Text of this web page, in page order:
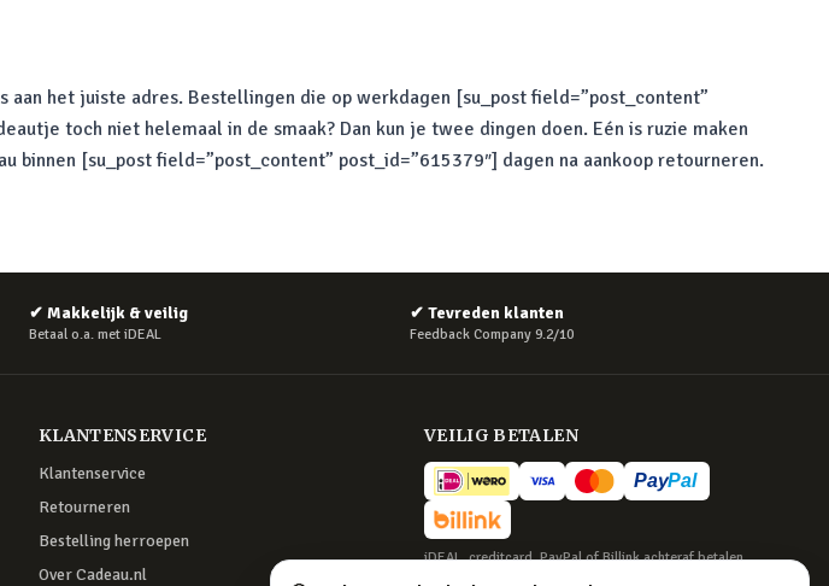
het juiste adres. Bestellingen die op werkdagen [su_post field=”post_content”
toch niet helemaal in de smaak? Dan kun je twee dingen doen. Eén is ruzie maken
[su_post field=”post_content” post_id=”615379″] dagen na aankoop retourneren.
✔ Makkelijk & veilig
Betaal o.a. met iDEAL
✔ Tevreden klanten
Feedback Company 9.2/10
KLANTENSERVICE
Klantenservice
Retourneren
Bestelling herroepen
Over Cadeau.nl
VEILIG BETALEN
iDEAL, creditcard, PayPal of Billink achteraf betalen